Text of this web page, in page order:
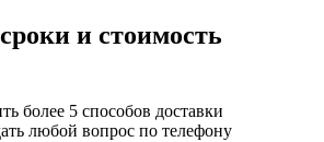
и стоимость
более 5 способов доставки
любой вопрос по телефону